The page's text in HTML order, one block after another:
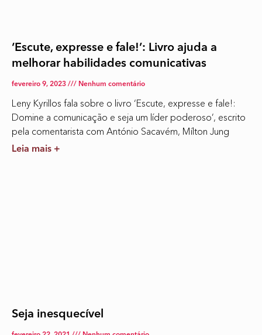
‘Escute, expresse e fale!’: Livro ajuda a
melhorar habilidades comunicativas
fevereiro 9, 2023 Nenhum comentário
Leny Kyrillos fala sobre o livro ‘Escute, expresse e fale!:
Domine a comunicação e seja um líder poderoso’, escrito
pela comentarista com António Sacavém, Mílton Jung
Leia mais +
Seja inesquecível